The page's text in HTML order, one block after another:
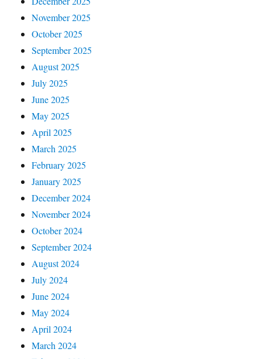
November 2025
October 2025
September 2025
August 2025
July 2025
June 2025
May 2025
April 2025
March 2025
February 2025
January 2025
December 2024
November 2024
October 2024
September 2024
August 2024
July 2024
June 2024
May 2024
April 2024
March 2024